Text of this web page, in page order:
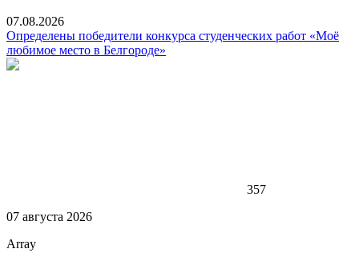
07.08.2026
Определены победители конкурса студенческих работ «Моё
любимое место в Белгороде»
357
07 августа 2026
Array